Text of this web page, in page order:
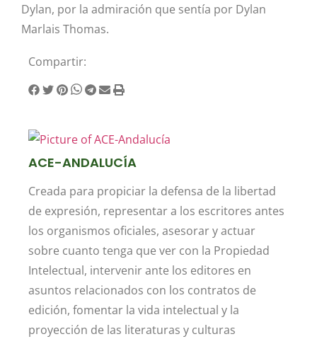
Dylan, por la admiración que sentía por Dylan
Marlais Thomas.
Compartir:
ACE-ANDALUCÍA
Creada para propiciar la defensa de la libertad
de expresión, representar a los escritores antes
los organismos oficiales, asesorar y actuar
sobre cuanto tenga que ver con la Propiedad
Intelectual, intervenir ante los editores en
asuntos relacionados con los contratos de
edición, fomentar la vida intelectual y la
proyección de las literaturas y culturas